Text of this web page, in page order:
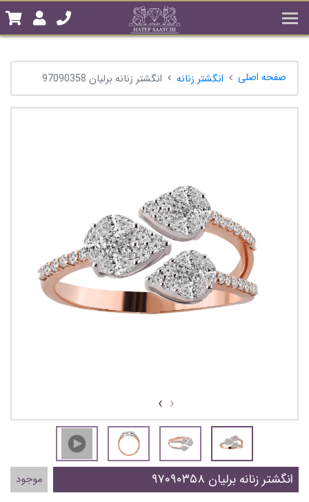
صفحه اصلی انگشتر زنانه انگشتر زنانه برلیان 97090358
‹
›
انگشتر زنانه برلیان ۹۷۰۹۰۳۵۸
موجود